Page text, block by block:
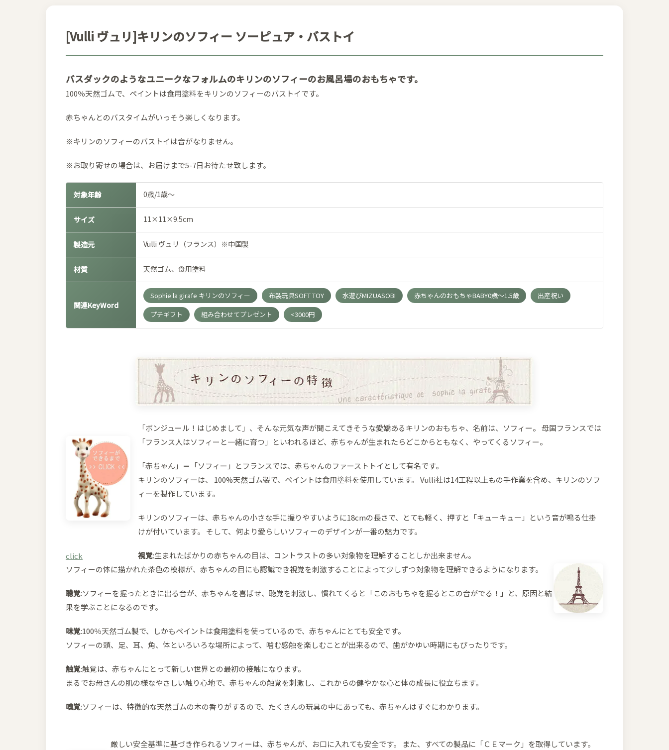
[Vulli ヴュリ]キリンのソフィー ソーピュア・バストイ
バスダックのようなユニークなフォルムのキリンのソフィーのお風呂場のおもちゃです。
100％天然ゴムで、ペイントは食用塗料をキリンのソフィーのバストイです。
赤ちゃんとのバスタイムがいっそう楽しくなります。
※キリンのソフィーのバストイは音がなりません。
※お取り寄せの場合は、お届けまで5-7日お待たせ致します。
対象年齢 0歳/1歳～
サイズ 11×11×9.5cm
製造元 Vulli ヴュリ（フランス）※中国製
材質 天然ゴム、食用塗料
関連KeyWord
Sophie la girafe キリンのソフィー 布製玩具SOFT TOY 水遊びMIZUASOBI 赤ちゃんのおもちゃBABY0歳～1.5歳
出産祝い
プチギフト
組み合わせてプレゼント <3000円
click
「ボンジュール！はじめまして」、そんな元気な声が聞こえてきそうな愛嬌あるキリンのおもちゃ、名前は、ソフィー。 母国フランスでは
「フランス人はソフィーと一緒に育つ」といわれるほど、赤ちゃんが生まれたらどこからともなく、やってくるソフィー。
「赤ちゃん」＝「ソフィー」とフランスでは、赤ちゃんのファーストトイとして有名です。
キリンのソフィーは、 100%天然ゴム製で、ペイントは食用塗料を使用しています。 Vulli社は14工程以上もの手作業を含め、キリンのソフ
ィーを製作しています。
キリンのソフィーは、赤ちゃんの小さな手に握りやすいように18cmの長さで、とても軽く、押すと「キューキュー」という音が鳴る仕掛
けが付いています。 そして、何より愛らしいソフィーのデザインが一番の魅力です。
視覚:生まれたばかりの赤ちゃんの目は、コントラストの多い対象物を理解することしか出来ません。
ソフィーの体に描かれた茶色の模様が、赤ちゃんの目にも認識でき視覚を刺激することによって少しずつ対象物を理解できるようになります。
聴覚:ソフィーを握ったときに出る音が、赤ちゃんを喜ばせ、聴覚を刺激し、慣れてくると「このおもちゃを握るとこの音がでる！」と、原因と結
果を学ぶことになるのです。
味覚:100％天然ゴム製で、しかもペイントは食用塗料を使っているので、赤ちゃんにとても安全です。
ソフィーの頭、足、耳、角、体といろいろな場所によって、噛む感触を楽しむことが出来るので、歯がかゆい時期にもぴったりです。
触覚:触覚は、赤ちゃんにとって新しい世界との最初の接触になります。
まるでお母さんの肌の様なやさしい触り心地で、赤ちゃんの触覚を刺激し、これからの健やかな心と体の成長に役立ちます。
嗅覚:ソフィーは、特徴的な天然ゴムの木の香りがするので、たくさんの玩具の中にあっても、赤ちゃんはすぐにわかります。
厳しい安全基準に基づき作られるソフィーは、赤ちゃんが、お口に入れても安全です。 また、すべての製品に「ＣＥマーク」を取得しています。